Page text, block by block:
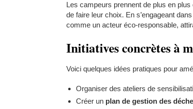
Les campeurs prennent de plus en plus
de faire leur choix. En s’engageant
comme un acteur éco-responsable,
Initiatives concrètes à
Voici quelques idées pratiques pour
Organiser des ateliers de
Créer un plan de gestion des